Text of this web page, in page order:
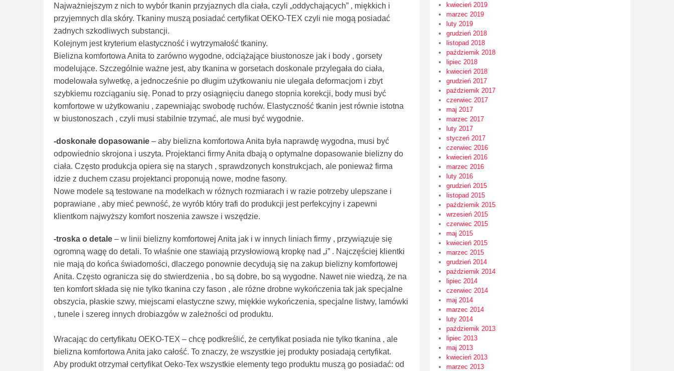
Najważniejszym z nich to wybór tkanin przyjaznych dla ciała, czyli „oddychających” , miękkich i
przyjemnych dla skóry. Tkaniny muszą posiadać certyfikat OEKO-TEX czyli nie mogą posiadać
żadnych szkodliwych substancji.
Kolejnym jest kryterium elastyczność i wytrzymałość tkaniny.
Bielizna komfortowa Anita to zarówno wygodne, odciążające biustonosze jak i body , gorsety
modelujące. Szczególnie ważne jest, aby tkanina w gorsetach doskonale przylegała do ciała,
modelowała sylwetkę, a jednocześnie po długim użytkowaniu nie ulegała deformacjom i zbyt
szybkiemu rozciąganiu się. Ponad to przy osiągnięciu danego stopnia korekcji, body musi być
komfortowe w użytkowaniu , zapewniając swobodę ruchów. Elastyczność tkanin jest równie istotna
w biustonoszach , czyli musi stabilnie trzymać, ale musi być wygodnie.
-doskonałe dopasowanie – aby bielizna komfortowa Anita była naprawdę wygodna, musi być
odpowiednio skrojona i uszyta. Projektanci firmy Anita dbają o optymalne dopasowanie bielizny do
ciała. Często produkcja opiera się na starych , sprawdzonych konstrukcjach, ale ponieważ firma
idzie z duchem czasu projektanci proponują nowe, modne fasony.
Nowe modele są testowane na modelkach w różnych rozmiarach i w razie potrzeby ulepszane i
poprawiane , aby mieć pewność, że wyrób który trafi do produkcji jest perfekcyjny i zapewni
klientkom najwyższy komfort noszenia zawsze i wszędzie.
-troska o detale – w linii bielizny komfortowej Anita jak i w innych liniach firmy , przywiązuje się
ogromną wagę do detali. To właśnie one stawiają przysłowiową kropkę nad „i” . Najczęściej klientki
nie mają do końca świadomości, dlaczego ponownie decydują się na zakup bielizny komfortowej
Anita. Często ogranicza się do stwierdzenia , bo są dobre, bo są wygodne. Nawet nie wiedzą, że na
ten komfort składa się nie tylko tkanina czy fason , ale różne drobne wykończenia tak jak specjalne
obszycia, płaskie szwy, miejscami elastyczne szwy, miękkie wykończenia, specjalne listwy, lamówki
, tunele i szereg innych drobiazgów w zależności od produktu.
Wracając do certyfikatu OEKO-TEX – chcę podkreślić, że certyfikat posiada nie tylko tkanina , ale
bielizna komfortowa Anita jako całość. To znaczy, że wszystkie jej produkty posiadają certyfikat.
Aby produkt otrzymał certyfikat Oeko-Tex wszystkie elementy tego produktu muszą go posiadać: od
kwiecień 2019
marzec 2019
luty 2019
grudzień 2018
listopad 2018
październik 2018
lipiec 2018
kwiecień 2018
grudzień 2017
październik 2017
czerwiec 2017
maj 2017
marzec 2017
luty 2017
styczeń 2017
czerwiec 2016
kwiecień 2016
marzec 2016
luty 2016
grudzień 2015
listopad 2015
październik 2015
wrzesień 2015
czerwiec 2015
maj 2015
kwiecień 2015
marzec 2015
grudzień 2014
październik 2014
lipiec 2014
czerwiec 2014
maj 2014
marzec 2014
luty 2014
październik 2013
lipiec 2013
maj 2013
kwiecień 2013
marzec 2013